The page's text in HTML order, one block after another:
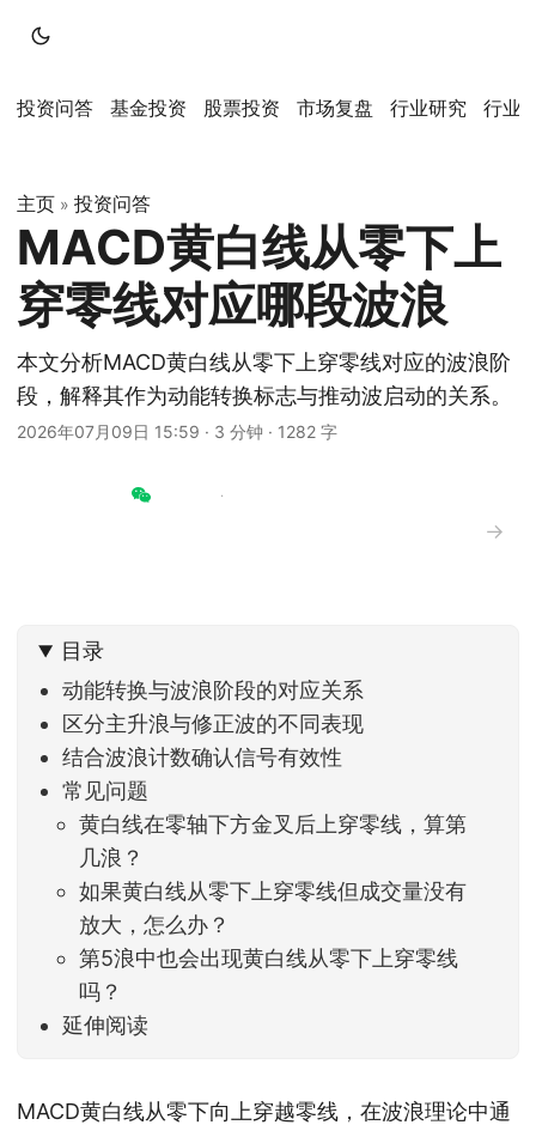
投资问答 基金投资 股票投资 市场复盘 行业研究 行业
主页 » 投资问答
MACD黄白线从零下上
穿零线对应哪段波浪
本文分析MACD黄白线从零下上穿零线对应的波浪阶
段，解释其作为动能转换标志与推动波启动的关系。
2026年07月09日 15:59 · 3 分钟 · 1282 字
→
目录
动能转换与波浪阶段的对应关系
区分主升浪与修正波的不同表现
结合波浪计数确认信号有效性
常见问题
黄白线在零轴下方金叉后上穿零线，算第
几浪？
如果黄白线从零下上穿零线但成交量没有
放大，怎么办？
第5浪中也会出现黄白线从零下上穿零线
吗？
延伸阅读
MACD黄白线从零下向上穿越零线，在波浪理论中通